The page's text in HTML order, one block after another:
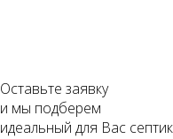
Оставьте заявку
и мы подберем
идеальный для Вас